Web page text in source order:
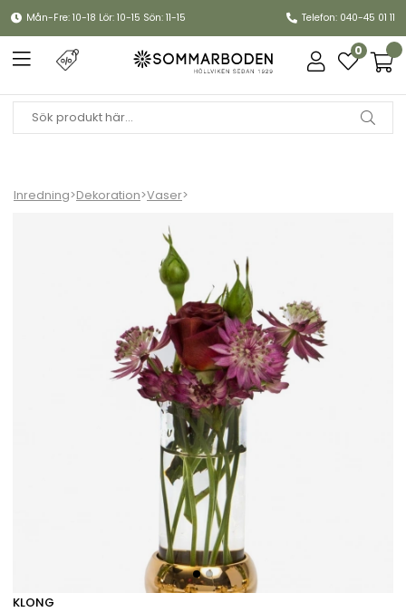
Mån-Fre: 10-18 Lör: 10-15 Sön: 11-15 Telefon: 040-45 01 11
0
Inredning>Dekoration>Vaser>
Constella glassinsats, 5-pack
KLONG